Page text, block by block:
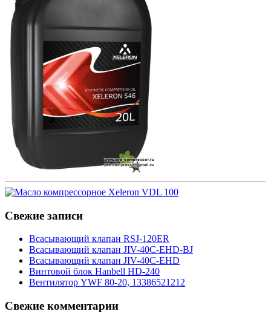
Свежие записи
Всасывающий клапан RSJ-120ER
Всасывающий клапан JIV-40C-EHD-BJ
Всасывающий клапан JIV-40C-EHD
Винтовой блок Hanbell HD-240
Вентилятор YWF 80-20, 13386521212
Свежие комментарии